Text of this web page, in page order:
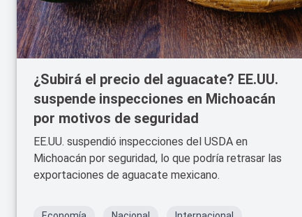
¿Subirá el precio del aguacate? EE.UU.
suspende inspecciones en Michoacán
por motivos de seguridad
EE.UU. suspendió inspecciones del USDA en
Michoacán por seguridad, lo que podría retrasar las
exportaciones de aguacate mexicano.